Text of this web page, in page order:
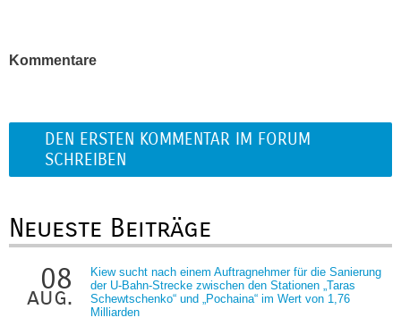
Kommentare
DEN ERSTEN KOMMENTAR IM FORUM
SCHREIBEN
Neueste Beiträge
08
aug.
Kiew sucht nach einem Auftragnehmer für die Sanierung
der U-Bahn-Strecke zwischen den Stationen „Taras
Schewtschenko“ und „Pochaina“ im Wert von 1,76
Milliarden